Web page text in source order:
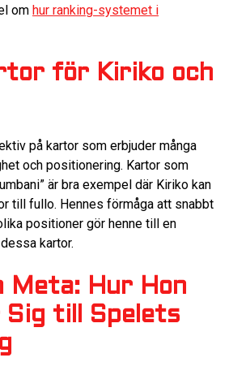
om hur ranking-systemet i
för Kiriko och
på kartor som erbjuder många
och positionering. Kartor som
är bra exempel där Kiriko kan
till fullo. Hennes förmåga att snabbt
positioner gör henne till en
kartor.
Meta: Hur Hon
Sig till Spelets